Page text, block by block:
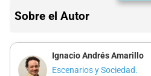
Sobre el Autor
Ignacio Andrés Amarillo
Escenarios y Sociedad.